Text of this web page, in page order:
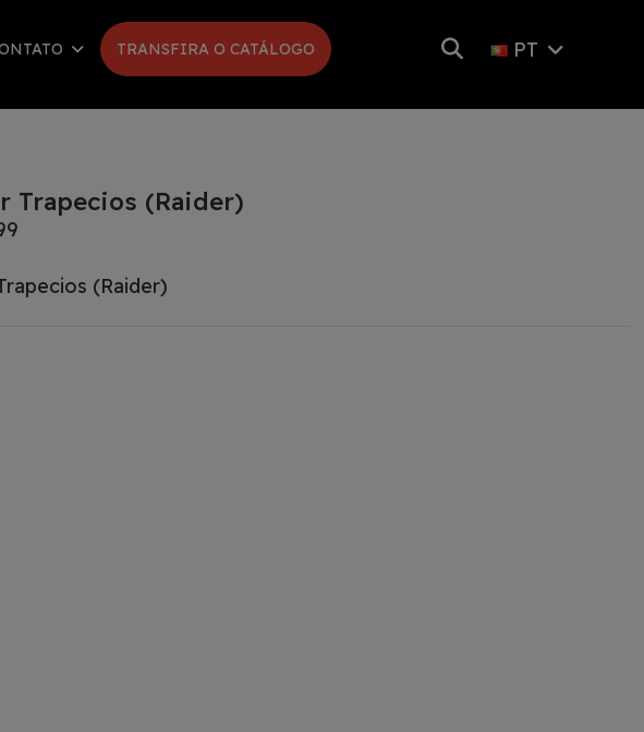
TRANSFIRA O CATÁLOGO PT
Trapecios (Raider)
(Raider)